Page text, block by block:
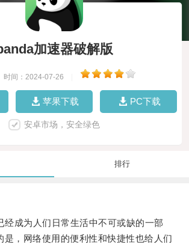
加速器破解版
时间：2024-07-26
苹果下载 PC下载
安卓市场，安全绿色
排行
成为人们日常生活中不可或缺的一部
是，网络使用的便利性和快捷性也给人们